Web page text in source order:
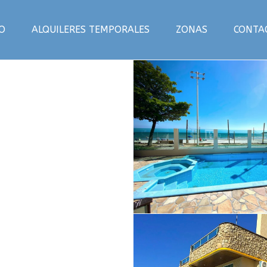
ALQUILERES TEMPORALES ZONAS